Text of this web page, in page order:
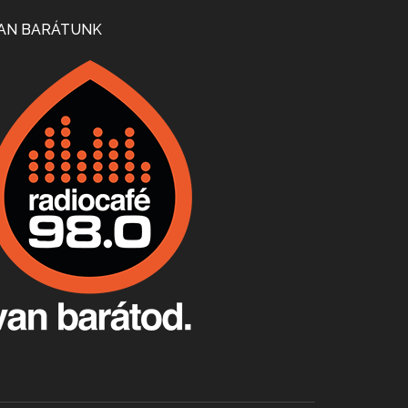
Apr 24, 2026 • 00:38:10
Villány, kékfrankos, Jackfall
Apr 17, 2026 • 00:35:38
Apr 9, 2026 • 00:37:17
BARÁTUNK